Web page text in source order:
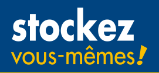
contenu
principal